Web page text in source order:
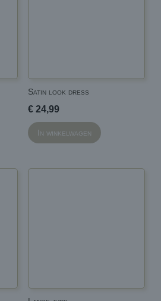
Satin look dress
€ 24,99
In winkelwagen